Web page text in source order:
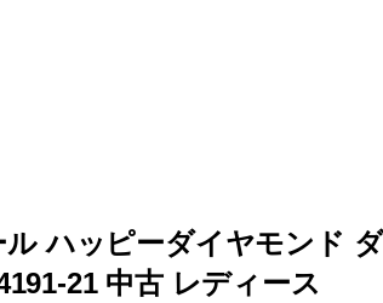
ル ハッピーダイヤモンド
21 中古 レディース